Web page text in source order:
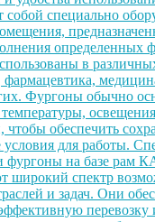
собой специально
определенных
в
фармацевтика,
Фургоны обычно
температуры,
чтобы обеспечить
для работы.
фургоны на базе рам
широкий спектр
и задач. Они
перевозку